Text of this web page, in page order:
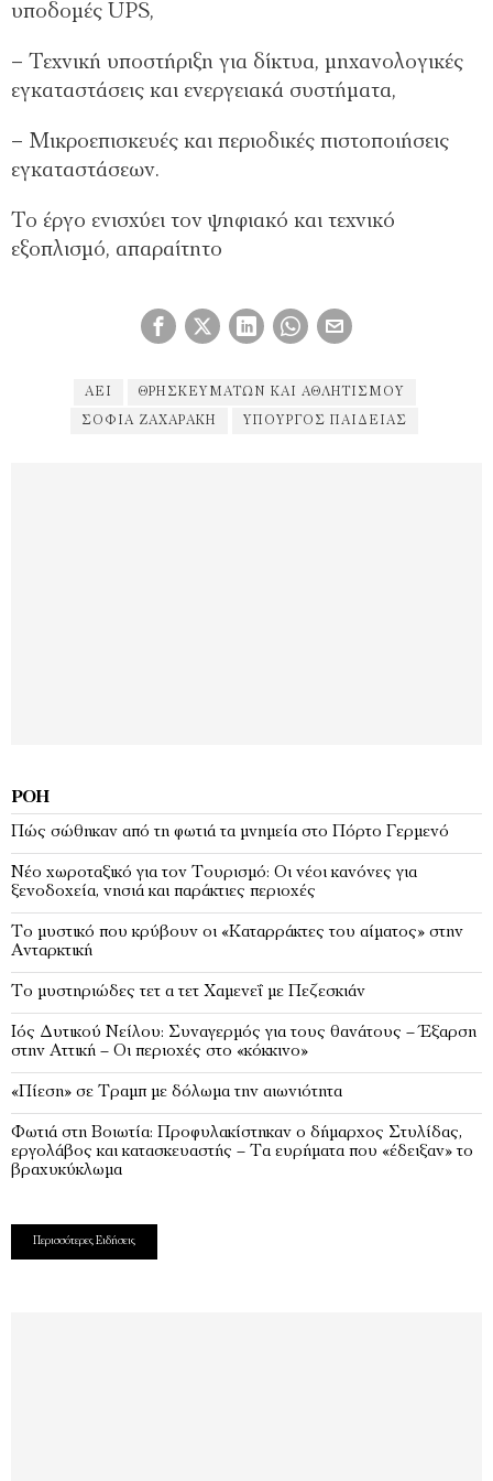
υποδομές UPS,
– Τεχνική υποστήριξη για δίκτυα, μηχανολογικές
εγκαταστάσεις και ενεργειακά συστήματα,
– Μικροεπισκευές και περιοδικές πιστοποιήσεις
εγκαταστάσεων.
Το έργο ενισχύει τον ψηφιακό και τεχνικό
εξοπλισμό, απαραίτητο
ΑΕΙ ΘΡΗΣΚΕΥΜΆΤΩΝ ΚΑΙ ΑΘΛΗΤΙΣΜΟΎ
ΣΟΦΊΑ ΖΑΧΑΡΆΚΗ ΥΠΟΥΡΓΌΣ ΠΑΙΔΕΊΑΣ
ΡΟΉ
Πώς σώθηκαν από τη φωτιά τα μνημεία στο Πόρτο Γερμενό
Νέο χωροταξικό για τον Τουρισμό: Οι νέοι κανόνες για
ξενοδοχεία, νησιά και παράκτιες περιοχές
Το μυστικό που κρύβουν οι «Καταρράκτες του αίματος» στην
Ανταρκτική
Το μυστηριώδες τετ α τετ Χαμενεΐ με Πεζεσκιάν
Ιός Δυτικού Νείλου: Συναγερμός για τους θανάτους – Έξαρση
στην Αττική – Οι περιοχές στο «κόκκινο»
«Πίεση» σε Τραμπ με δόλωμα την αιωνιότητα
Φωτιά στη Βοιωτία: Προφυλακίστηκαν ο δήμαρχος Στυλίδας,
εργολάβος και κατασκευαστής – Τα ευρήματα που «έδειξαν» το
βραχυκύκλωμα
Περισσότερες Ειδήσεις